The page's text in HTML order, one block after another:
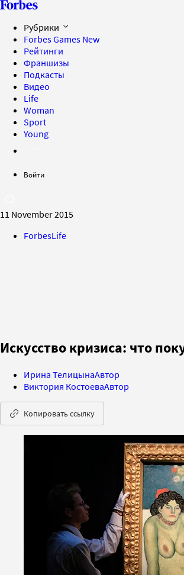
Рубрики
Forbes Games New
Рейтинги
Франшизы
Подкасты
Видео
Life
Woman
Sport
Young
Войти
11 November 2015
ForbesLife
Искусство кризиса: что
Ирина ТелицынаАвтор
Виктория КостоеваАвтор
Копировать ссылку